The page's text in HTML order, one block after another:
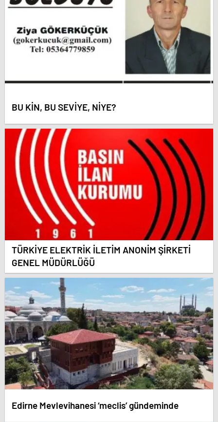
BU KİN, BU SEVİYE, NİYE?
TÜRKİYE ELEKTRİK İLETİM ANONİM ŞİRKETİ
GENEL MÜDÜRLÜĞÜ
Edirne Mevlevihanesi ‘meclis’ gündeminde